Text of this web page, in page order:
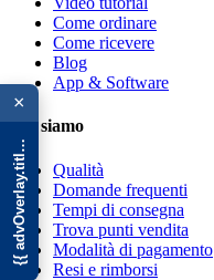
×
{{ advOverlay.title || 'Promo' }}
Come ordinare
Come ricevere
Blog
App & Software
Chi siamo
Qualità
Domande frequenti
Tempi di consegna
Trova punti vendita
Modalità di pagamento
Resi e rimborsi